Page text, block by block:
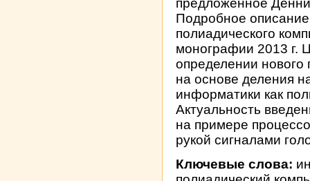
предложенное
Подробное
полиадического
монографии 2013 г.
определении нового
на основе деления
информатики как
Актуальность
на примере
рукой сигналами
Ключевые слова: